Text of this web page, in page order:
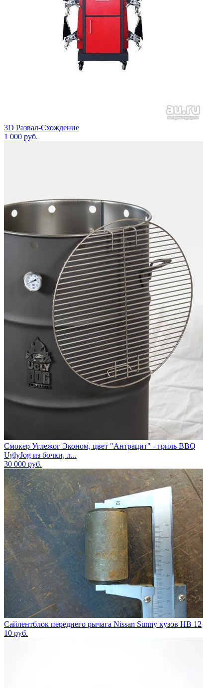
3D Развал-Схождение
1 000 руб.
Смокер Углежог Эконом, цвет "Антрацит" - гриль BBQ
UglyJog из бочки, л...
30 000 руб.
Сайлентблок переднего рычага Nissan Sunny кузов HB 12
10 руб.